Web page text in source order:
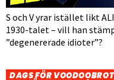
S och V yrar istället likt
1930-talet – vill han
”degenererade idioter”?
DAGS FÖR